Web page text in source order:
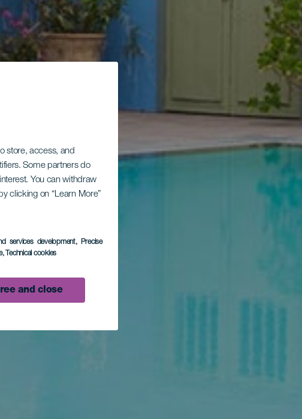
store, access, and
Some partners do
You can withdraw
clicking on “Learn More”
services development, Precise
, Technical cookies
and close